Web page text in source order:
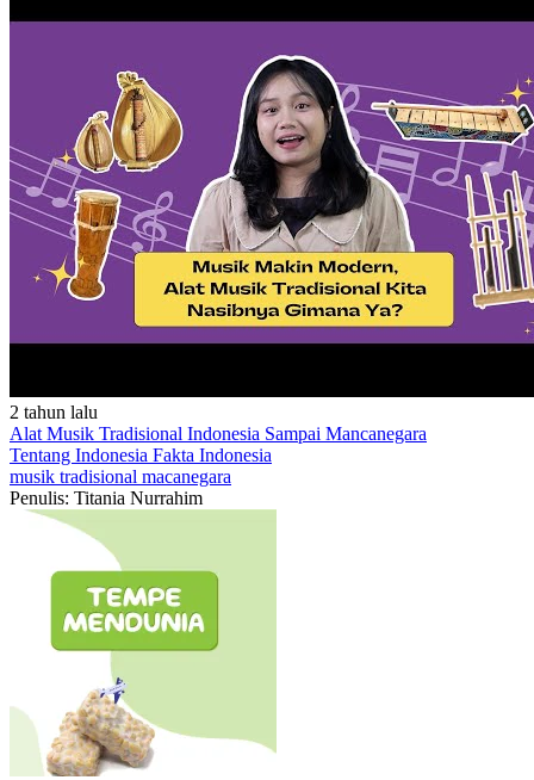
2 tahun lalu
Alat Musik Tradisional Indonesia Sampai Mancanegara
Tentang Indonesia Fakta Indonesia
musik tradisional macanegara
Penulis: Titania Nurrahim